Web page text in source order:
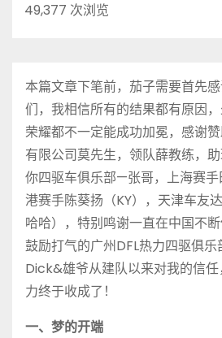
49,377 次浏览
本篇文章下笔前，茄子需要首先
们，我相信所有的结果都有原因
荣耀都不一定能成功加冕，感谢
有限公司莫先生，领队薛教练，
你四驱车俱乐部—张哥，上海赛
港赛手陈葵扬（KY），天津车友
哈哈），特别鸣谢一直在中国不
鼓励打气的广州DFL热力四驱俱
Dick&雄爷从建队以来对我的信
力终于收成了！
一、梦的开端